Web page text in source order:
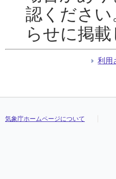
認くださ
らせに掲載
利用
気象庁ホームページについて